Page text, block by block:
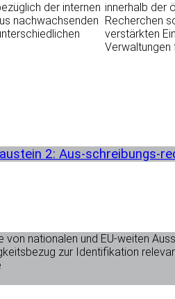
der internen
nachwachsenden
innerhalb der
Recherchen
verstärkten
Verwaltungen
2: Aus-schreibungs-
von nationalen und EU-weiten
zur Identifikation